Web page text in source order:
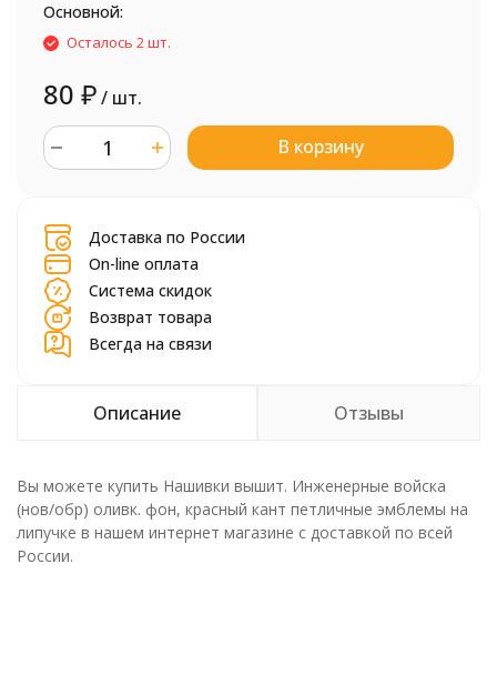
Основной:
Осталось 2 шт.
80 ₽/ шт.
В корзину
Доставка по России
On-line оплата
Система скидок
Возврат товара
Всегда на связи
Описание Отзывы
Вы можете купить Нашивки вышит. Инженерные войска
(нов/обр) оливк. фон, красный кант петличные эмблемы на
липучке в нашем интернет магазине с доставкой по всей
России.